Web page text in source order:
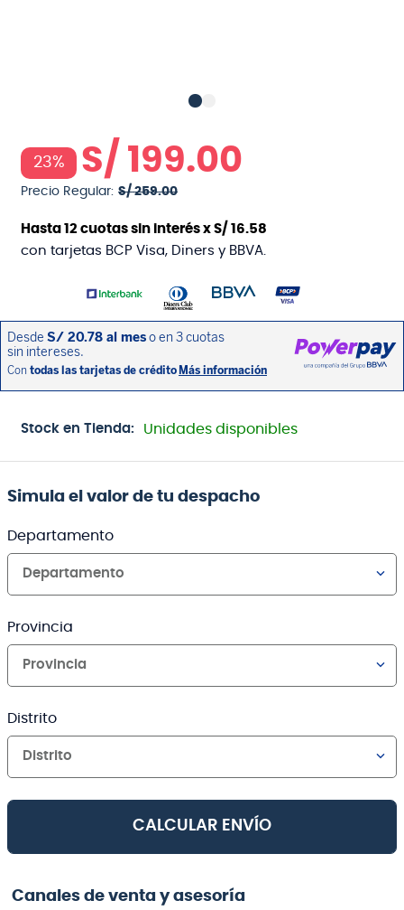
23% S/ 199.00
Precio Regular: S/ 259.00
Hasta12 cuotas sin interés xS/ 16.58
con tarjetas BCP Visa, Diners y BBVA.
Stock en Tienda: Unidades disponibles
Simula el valor de tu despacho
Departamento
Departamento
Provincia
Provincia
Distrito
Distrito
CALCULAR ENVÍO
Canales de venta y asesoría